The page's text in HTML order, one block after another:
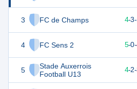
3 FC de Champs
4 FC Sens 2
5
Stade Auxerrois
Football U13
4-3-
5-0-
14 4-2-